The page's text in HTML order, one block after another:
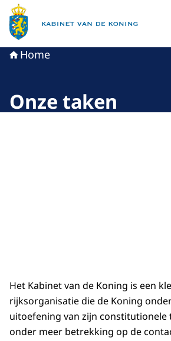
Naar de homepage van Kabinet van
Home
Onze taken
Het Kabinet van de Koning is een
rijksorganisatie die de Koning
uitoefening van zijn constitutionele
onder meer betrekking op de